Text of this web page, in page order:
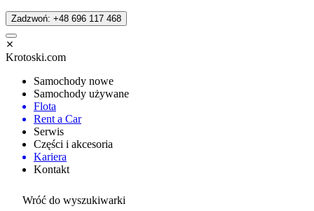
Zadzwoń: +48 696 117 468
Krotoski.com
Samochody nowe
Samochody używane
Flota
Rent a Car
Serwis
Części i akcesoria
Kariera
Kontakt
Wróć do wyszukiwarki